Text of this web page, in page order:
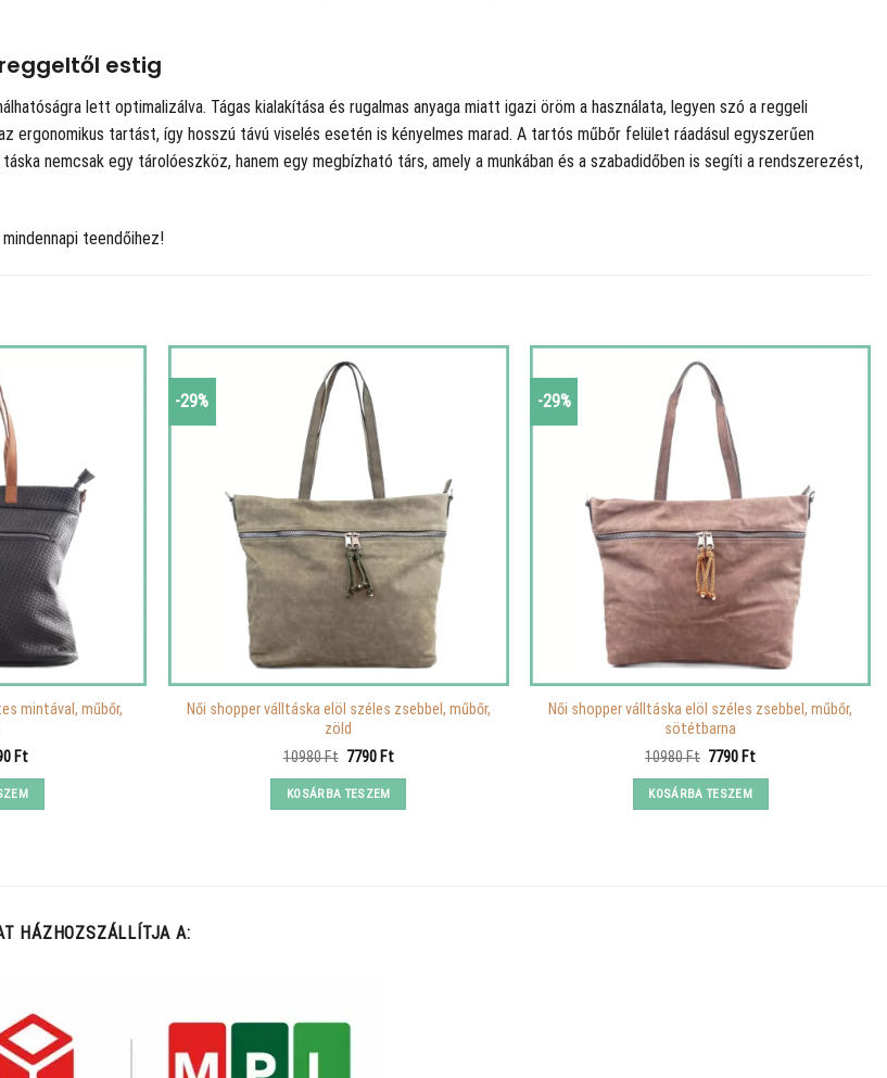
estig
lett optimalizálva. Tágas kialakítása és rugalmas anyaga miatt igazi öröm a használata, legyen szó a reggeli
ergonomikus tartást, így hosszú távú viselés esetén is kényelmes marad. A tartós műbőr felület ráadásul egyszerűen
nemcsak egy tárolóeszköz, hanem egy megbízható társ, amely a munkában és a szabadidőben is segíti a rendszerezést,
teendőihez!
mintával, műbőr,
Ft.
FtCurrent
is:
7290 Ft.
-29%
Női shopper válltáska elöl széles zsebbel, műbőr,
zöld
10980Ft Original
was:
10980 Ft.
7790 FtCurrent
KOSÁRBA TESZEM
-29%
Női shopper válltáska elöl széles zsebbel, műbőr,
sötétbarna
10980Ft Original
was:
10980 Ft.
7790 FtCurrent
KOSÁRBA TESZEM
HÁZHOZSZÁLLÍTJA A: